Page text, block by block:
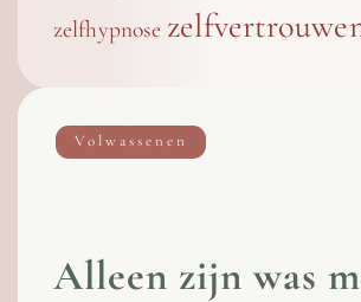
zelfhypnose
Volwassenen
Alleen zijn was